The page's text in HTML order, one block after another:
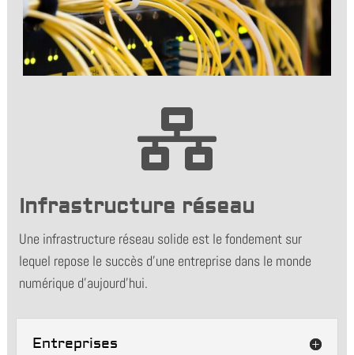

Infrastructure réseau
Une infrastructure réseau solide est le fondement sur
lequel repose le succès d'une entreprise dans le monde
numérique d'aujourd'hui.
Entreprises